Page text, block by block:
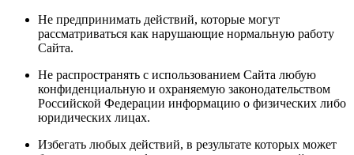
Не предпринимать действий, которые могут
рассматриваться как нарушающие нормальную работу
Сайта.
Не распространять с использованием Сайта любую
конфиденциальную и охраняемую законодательством
Российской Федерации информацию о физических либо
юридических лицах.
Избегать любых действий, в результате которых может